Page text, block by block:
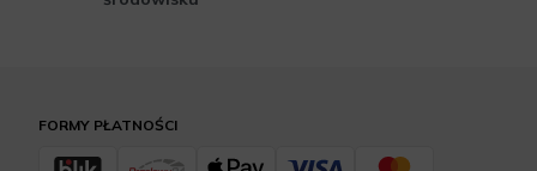
FORMY PŁATNOŚCI